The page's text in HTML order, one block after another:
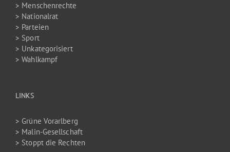
> Menschenrechte
> Nationalrat
> Parteien
> Sport
> Unkategorisiert
> Wahlkampf
LINKS
> Grüne Vorarlberg
> Malin-Gesellschaft
> Stoppt die Rechten